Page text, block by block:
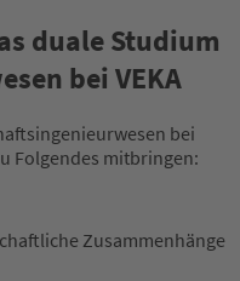
duale Studium
bei VEKA
bei
Folgendes mitbringen:
Zusammenhänge